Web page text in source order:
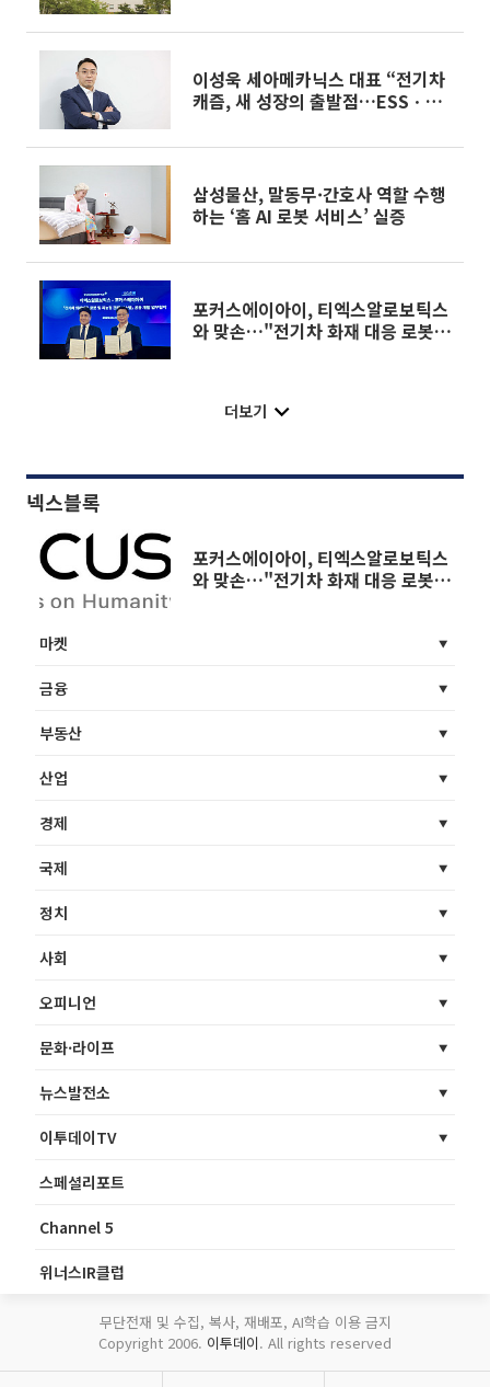
이성욱 세아메카닉스 대표 “전기차
캐즘, 새 성장의 출발점…ESSㆍ전
물]
삼성물산, 말동무·간호사 역할 수행
하는 ‘홈 AI 로봇 서비스’ 실증
포커스에이아이, 티엑스알로보틱스
와 맞손…"전기차 화재 대응 로봇
더보기
넥스블록
포커스에이아이, 티엑스알로보틱스
와 맞손…"전기차 화재 대응 로봇
마켓
금융
부동산
산업
경제
국제
정치
사회
오피니언
문화·라이프
뉴스발전소
이투데이TV
스페셜리포트
Channel 5
위너스IR클럽
무단전재 및 수집, 복사, 재배포, AI학습 이용 금지
Copyright 2006. 이투데이. All rights reserved